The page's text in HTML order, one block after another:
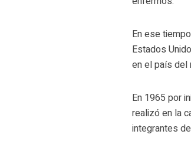
En ese
Estados
en el país del
En 1965 por
realizó en la
integrantes